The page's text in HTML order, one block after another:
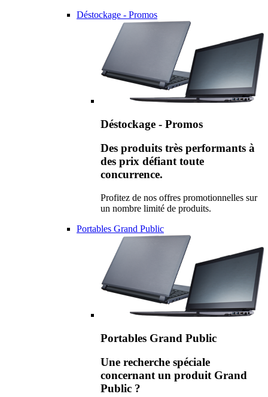
Déstockage - Promos
Déstockage - Promos
Des produits très performants à
des prix défiant toute
concurrence.
Profitez de nos offres promotionnelles sur
un nombre limité de produits.
Portables Grand Public
Portables Grand Public
Une recherche spéciale
concernant un produit Grand
Public ?